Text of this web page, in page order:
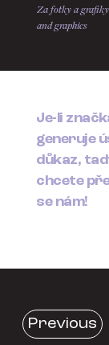
Za fotky a
and graphics
Je-li
generuje
důkaz,
chcete
se nám!
Previous